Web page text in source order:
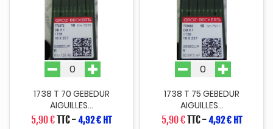
1738 T 70 GEBEDUR
AIGUILLES...
5,90 €TTC-4,92 € HT
1738 T 75 GEBEDUR
AIGUILLES...
5,90 €TTC-4,92 € HT